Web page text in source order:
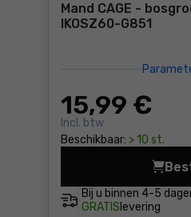
Mand CAGE -
IKOSZ60-G851
15,99 €
Incl. btw
Beschikbaar: > 10 st.
Bij u binnen 4-5
GRATIS levering